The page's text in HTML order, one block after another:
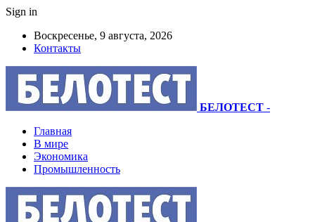
Sign in
Воскресенье, 9 августа, 2026
Контакты
БЕЛОТЕСТ -
Главная
В мире
Экономика
Промышленность